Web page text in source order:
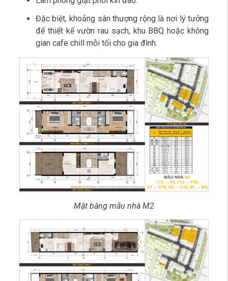
Đặc biệt, khoảng sân thượng rộng là nơi lý tưởng
để thiết kế vườn rau sạch, khu BBQ hoặc không
gian cafe chill mỗi tối cho gia đình.
Mặt bằng mẫu nhà M2